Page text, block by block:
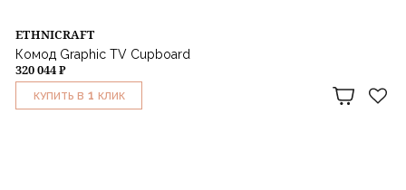
ETHNICRAFT
Комод Graphic TV Cupboard
320 044 ₽
КУПИТЬ В 1 КЛИК